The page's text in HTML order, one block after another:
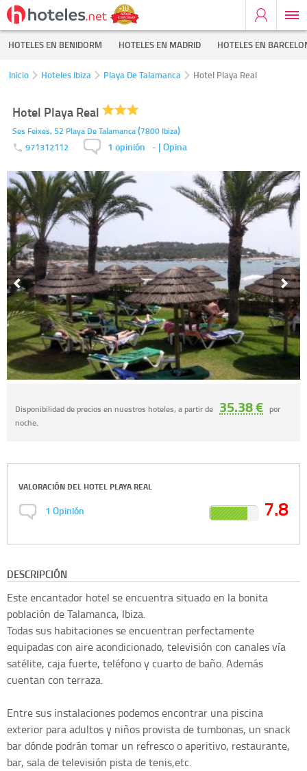
HOTELES EN BENIDORM HOTELES EN MADRID HOTELES EN
Inicio Hoteles Ibiza Playa De Talamanca Hotel Playa Real
Hotel Playa Real
Ses Feixes, 52 Playa De Talamanca(7800 Ibiza)
971312112 1 opinión - | Opina
Disponibilidad de precios en nuestros hoteles, a partir de 35.38 € por
noche.
VALORACIÓN DEL HOTEL PLAYA REAL
1 Opinión 7.8
DESCRIPCIÓN
Este encantador hotel se encuentra situado en la bonita
población de Talamanca, Ibiza.
Todas sus habitaciones se encuentran perfectamente
equipadas con aire acondicionado, televisión con canales vía
satélite, caja fuerte, teléfono y cuarto de baño. Además
cuentan con terraza.
Entre sus instalaciones podemos encontrar una piscina
exterior para adultos y niños provista de tumbonas, un snack
bar dónde podrán tomar un refresco o aperitivo, restaurante,
bar, sala de televisión pista de tenis,etc.